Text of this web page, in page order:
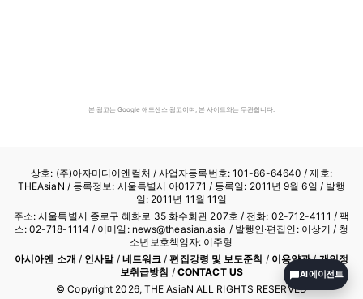
본 광고는 Google 애드센스 광고이며, 본 사이트와는 무관합니다.
상호: (주)아자미디어앤컬처 /사업자등록번호: 101-86-64640 / 제호:
THEAsiaN / 등록정보: 서울특별시 아01771 / 등록일: 2011년 9월 6일 / 발행
일: 2011년 11월 11일
주소: 서울특별시 종로구 혜화로 35 화수회관 207호 / 전화: 02-712-4111 / 팩
스: 02-718-1114 / 이메일: news@theasian.asia / 발행인·편집인: 이상기 / 청
소년보호책임자: 이주형
아시아엔 소개 / 인사말/ 네트워크 /편집강령 및 보도준칙 / 이용약관/개인정
보취급방침 / CONTACT US
© Copyright 2026, THE AsiaN ALL RIGHTS RESERVED
AI 에이전트